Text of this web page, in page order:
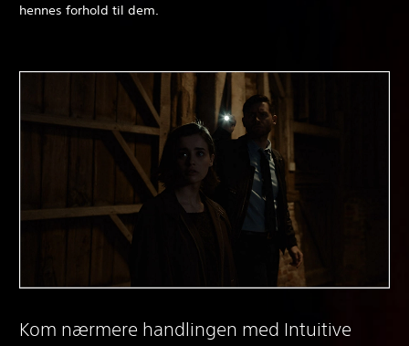
hennes forhold til dem.
Kom nærmere handlingen med Intuitive